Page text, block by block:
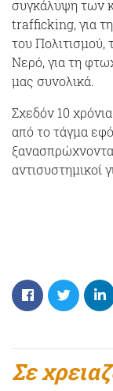
συγκάλυψη των
trafficking, για
του Πολιτισμού,
Νερό, για τη
μας συνολικά.
Σχεδόν 10
από το τάγμα
αντισυστημικοί
Σε